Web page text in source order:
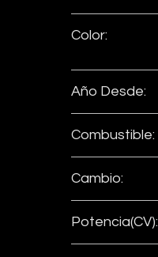
Color:
Año Desde:
Combustible:
Cambio:
Potencia(CV):